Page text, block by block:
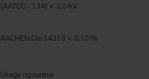
(AATCC - 134) < 3,0 KV
AACHEN Din 54318 < 0.10 %
Usage rigoureux